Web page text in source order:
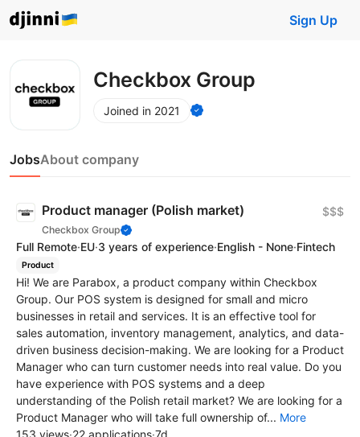
Sign Up
Checkbox Group
Joined in 2021
JobsAbout company
Product manager (Polish market)
Checkbox Group
$$$
Full Remote·EU·3 years of experience·English - None·Fintech
Product
Hi! We are Parabox, a product company within Checkbox
Group. Our POS system is designed for small and micro
businesses in retail and services. It is an effective tool for
sales automation, inventory management, analytics, and data-
driven business decision-making. We are looking for a Product
Manager who can turn customer needs into real value. Do you
have experience with POS systems and a deep
understanding of the Polish retail market? We are looking for a
Product Manager who will take full ownership of... More
153 views·22 applications·7d